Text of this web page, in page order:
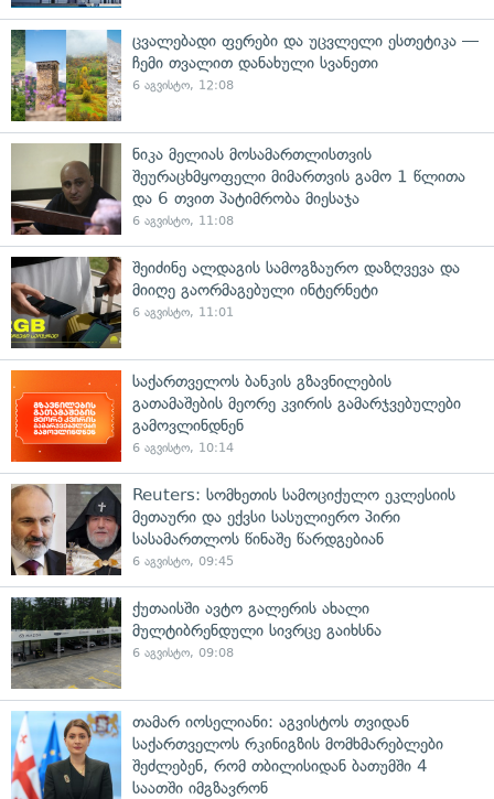
ცვალებადი ფერები და უცვლელი ესთეტიკა —
ჩემი თვალით დანახული სვანეთი
6 აგვისტო, 12:08
ნიკა მელიას მოსამართლისთვის
შეურაცხმყოფელი მიმართვის გამო 1 წლითა
და 6 თვით პატიმრობა მიესაჯა
6 აგვისტო, 11:08
შეიძინე ალდაგის სამოგზაურო დაზღვევა და
მიიღე გაორმაგებული ინტერნეტი
6 აგვისტო, 11:01
საქართველოს ბანკის გზავნილების
გათამაშების მეორე კვირის გამარჯვებულები
გამოვლინდნენ
6 აგვისტო, 10:14
Reuters: სომხეთის სამოციქულო ეკლესიის
მეთაური და ექვსი სასულიერო პირი
სასამართლოს წინაშე წარდგებიან
6 აგვისტო, 09:45
ქუთაისში ავტო გალერის ახალი
მულტიბრენდული სივრცე გაიხსნა
6 აგვისტო, 09:08
თამარ იოსელიანი: აგვისტოს თვიდან
საქართველოს რკინიგზის მომხმარებლები
შეძლებენ, რომ თბილისიდან ბათუმში 4
საათში იმგზავრონ